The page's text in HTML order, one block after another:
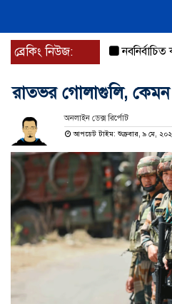
ব্রেকিং নিউজ: নবনির্বাচিত
রাতভর গোলাগুলি,
অনলাইন ডেক্স রির্পোট
আপডেট টাইম: শুক্রবার, ৯ মে,